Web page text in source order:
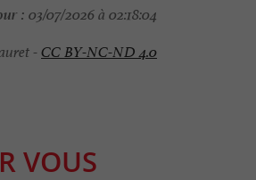
: 03/07/2026 à 02:18:04
-CC BY-NC-ND 4.0
VOUS